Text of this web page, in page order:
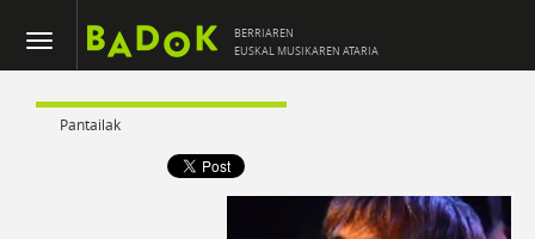
BERRIAREN
EUSKAL MUSIKAREN ATARIA
Pantailak